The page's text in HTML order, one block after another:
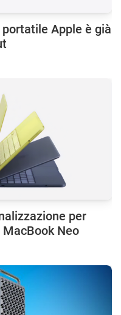
Apple è già
per
Neo